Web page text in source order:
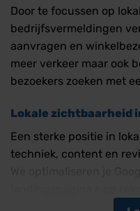
Door te focussen op
bedrijfsvermeldingen
aanvragen en
meer verkeer maar ook
bezoekers zoeken met
Lokale zichtbaarheid
Een sterke positie in
techniek, content en
verbeteren de inhoud